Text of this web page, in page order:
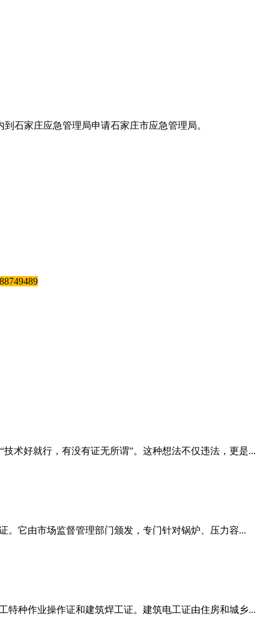
石家庄应急管理局申请石家庄市应急管理局。
术好就行，有没有证无所谓”。这种想法不仅违法，更是...
它由市场监督管理部门颁发，专门针对锅炉、压力容...
种作业操作证和建筑焊工证。建筑电工证由住房和城乡...